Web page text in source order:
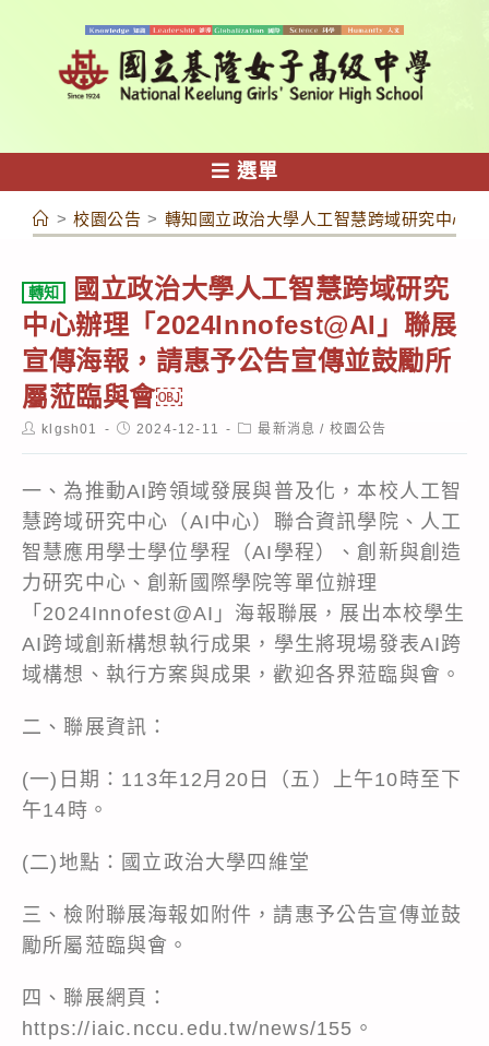
容
選單
> 校園公告 > 轉知國立政治大學人工智慧跨域研究中心
轉知
國立政治大學人工智慧跨域研究
中心辦理「2024Innofest@AI」聯展
宣傳海報，請惠予公告宣傳並鼓勵所
屬蒞臨與會￼
Postklgsh01
Post2024-12-11
Post最新消息 / 校園公告
一、為推動AI跨領域發展與普及化，本校人工智
慧跨域研究中心（AI中心）聯合資訊學院、人工
智慧應用學士學位學程（AI學程）、創新與創造
力研究中心、創新國際學院等單位辦理
「2024Innofest@AI」海報聯展，展出本校學生
AI跨域創新構想執行成果，學生將現場發表AI跨
域構想、執行方案與成果，歡迎各界蒞臨與會。
二、聯展資訊：
(一)日期：113年12月20日（五）上午10時至下
午14時。
(二)地點：國立政治大學四維堂
三、檢附聯展海報如附件，請惠予公告宣傳並鼓
勵所屬蒞臨與會。
四、聯展網頁：
https://iaic.nccu.edu.tw/news/155 。